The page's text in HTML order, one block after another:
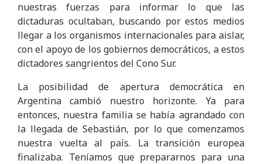
nuestras fuerzas para informar lo que las
dictaduras ocultaban, buscando por estos medios
llegar a los organismos internacionales para aislar,
con el apoyo de los gobiernos democráticos, a estos
dictadores sangrientos del Cono Sur.
La posibilidad de apertura democrática en
Argentina cambió nuestro horizonte. Ya para
entonces, nuestra familia se había agrandado con
la llegada de Sebastián, por lo que comenzamos
nuestra vuelta al país. La transición europea
finalizaba. Teníamos que prepararnos para una